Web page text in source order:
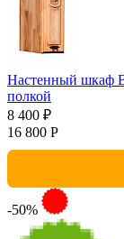
Настенный шкаф
полкой
8 400 ₽
16 800 Р
-50%